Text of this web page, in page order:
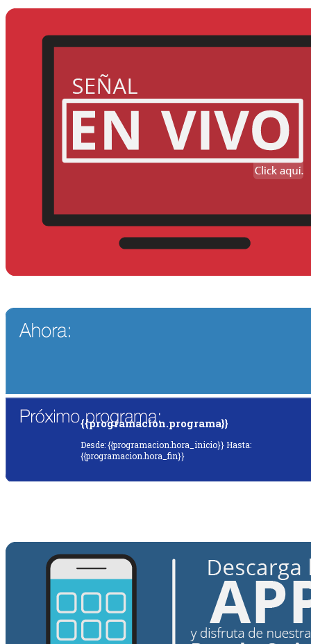
{{programacion.programa}}
Desde: {{programacion.hora_inicio}} Hasta:
{{programacion.hora_fin}}